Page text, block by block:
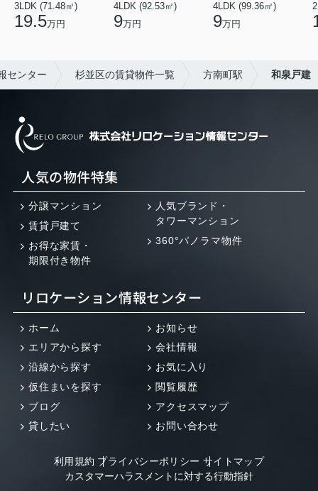
3LDK (71.48㎡)
19.5万円
4LDK (92.53㎡)
9万円
4LDK (99.36㎡)
9万円
センター 杉並区の賃貸物件一覧 方南町駅 和泉戸建
人気の物件特集
分譲マンション
賃貸戸建て
お得な家賃・
期限付き物件
人気ブランド・
タワーマンション
360°パノラマ物件
リロケーション情報センター
ホーム
エリアから探す
沿線から探す
仮住まいを探す
ブログ
貸したい
お知らせ
会社情報
お気に入り
閲覧履歴
アクセスマップ
お問い合わせ
利用規約 プライバシーポリシー サイトマップ
カスタマーハラスメントに対する行動指針